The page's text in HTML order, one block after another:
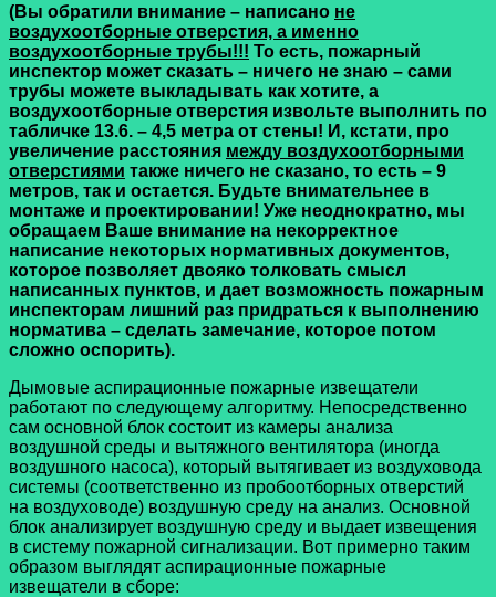
(Вы обратили внимание – написано не
воздухоотборные отверстия, а именно
воздухоотборные трубы!!! То есть, пожарный
инспектор может сказать – ничего не знаю – сами
трубы можете выкладывать как хотите, а
воздухоотборные отверстия извольте выполнить по
табличке 13.6. – 4,5 метра от стены! И, кстати, про
увеличение расстояния между воздухоотборными
отверстиями также ничего не сказано, то есть – 9
метров, так и остается. Будьте внимательнее в
монтаже и проектировании! Уже неоднократно, мы
обращаем Ваше внимание на некорректное
написание некоторых нормативных документов,
которое позволяет двояко толковать смысл
написанных пунктов, и дает возможность пожарным
инспекторам лишний раз придраться к выполнению
норматива – сделать замечание, которое потом
сложно оспорить).
Дымовые аспирационные пожарные извещатели
работают по следующему алгоритму. Непосредственно
сам основной блок состоит из камеры анализа
воздушной среды и вытяжного вентилятора (иногда
воздушного насоса), который вытягивает из воздуховода
системы (соответственно из пробоотборных отверстий
на воздуховоде) воздушную среду на анализ. Основной
блок анализирует воздушную среду и выдает извещения
в систему пожарной сигнализации. Вот примерно таким
образом выглядят аспирационные пожарные
извещатели в сборе: